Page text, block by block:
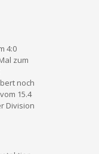
4:0
zum
noch
15.4
Division